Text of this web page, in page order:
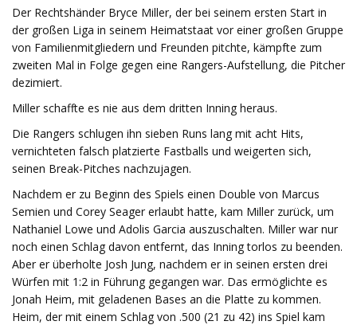
Der Rechtshänder Bryce Miller, der bei seinem ersten Start in
der großen Liga in seinem Heimatstaat vor einer großen Gruppe
von Familienmitgliedern und Freunden pitchte, kämpfte zum
zweiten Mal in Folge gegen eine Rangers-Aufstellung, die Pitcher
dezimiert.
Miller schaffte es nie aus dem dritten Inning heraus.
Die Rangers schlugen ihn sieben Runs lang mit acht Hits,
vernichteten falsch platzierte Fastballs und weigerten sich,
seinen Break-Pitches nachzujagen.
Nachdem er zu Beginn des Spiels einen Double von Marcus
Semien und Corey Seager erlaubt hatte, kam Miller zurück, um
Nathaniel Lowe und Adolis Garcia auszuschalten. Miller war nur
noch einen Schlag davon entfernt, das Inning torlos zu beenden.
Aber er überholte Josh Jung, nachdem er in seinen ersten drei
Würfen mit 1:2 in Führung gegangen war. Das ermöglichte es
Jonah Heim, mit geladenen Bases an die Platte zu kommen.
Heim, der mit einem Schlag von .500 (21 zu 42) ins Spiel kam